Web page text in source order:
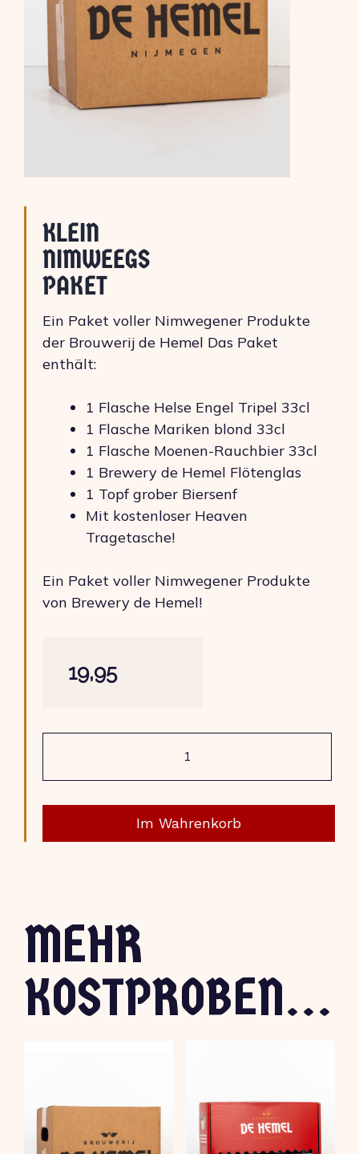
KLEIN
NIMWEEGS
PAKET
Ein Paket voller Nimwegener Produkte
der Brouwerij de Hemel Das Paket
enthält:
1 Flasche Helse Engel Tripel 33cl
1 Flasche Mariken blond 33cl
1 Flasche Moenen-Rauchbier 33cl
1 Brewery de Hemel Flötenglas
1 Topf grober Biersenf
Mit kostenloser Heaven
Tragetasche!
Ein Paket voller Nimwegener Produkte
von Brewery de Hemel!
19,95
Pakket
Menge
Im Wahrenkorb
MEHR
KOSTPROBEN...